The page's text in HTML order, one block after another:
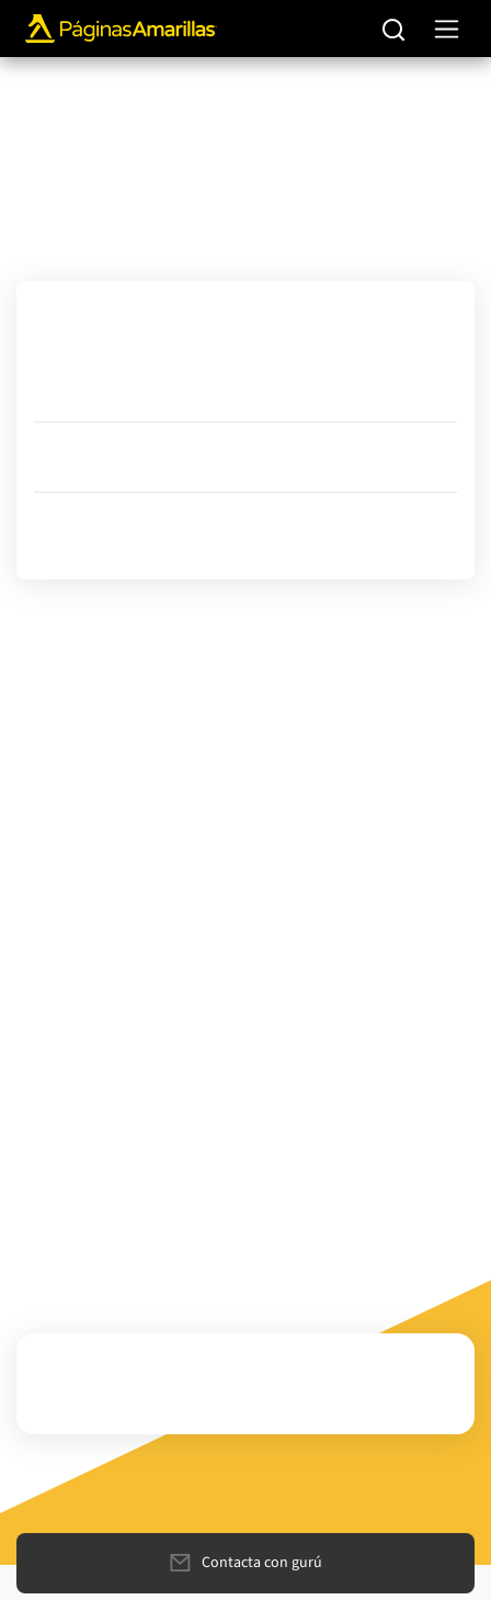
Contacta con gurú